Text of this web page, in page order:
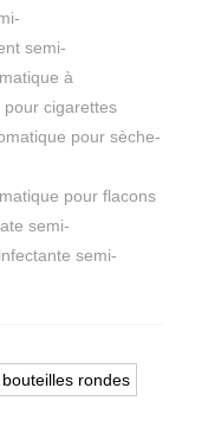
semi-
à
pour cigarettes
pour sèche-
pour flacons
semi-
semi-
rondes